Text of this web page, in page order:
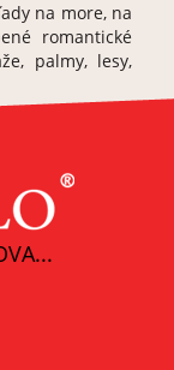
na more, na
romantické
palmy, lesy,